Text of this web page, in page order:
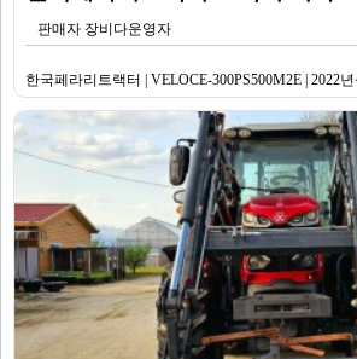
판매자 장비다운영자
한국페라리트랙터 | VELOCE-300PS500M2E | 2022